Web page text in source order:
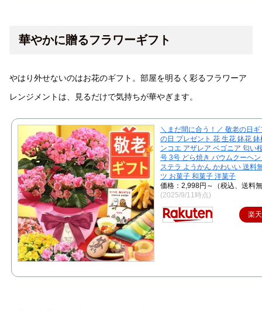
華やかに贈るフラワーギフト
やはり外せないのはお花のギフト。部屋を明るく彩るフラワーア
レンジメントは、見るだけで気持ちが華やぎます。
＼まだ間に合う！／ 敬老の日
の日 プレゼント 花 生花 鉢花
ンコエ アザレア ベゴニア 匂い
号 3号 どら焼き バウムクーヘ
ステラ ようかん かわいい 送料
ツ お菓子 和菓子 洋菓子
価格：2,998円～（税込、送料
(2025/9/11時点)
楽